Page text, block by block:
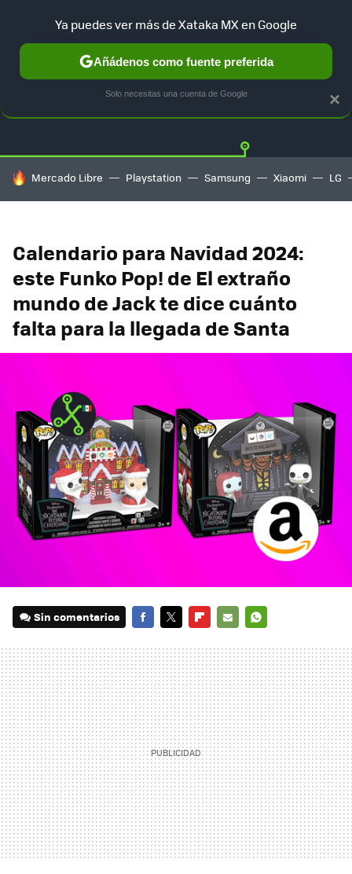
GUÍA DE COMPRAS MERCADO LIBRE
HOY SE HABLA DE
Mercado Libre Playstation Samsung Xiaomi LG
Calendario para Navidad 2024:
este Funko Pop! de El extraño
mundo de Jack te dice cuánto
falta para la llegada de Santa
Sin comentarios
MAIL
×
Ya puedes ver más de Xataka MX en Google
Añádenos como fuente preferida
Solo necesitas una cuenta de Google